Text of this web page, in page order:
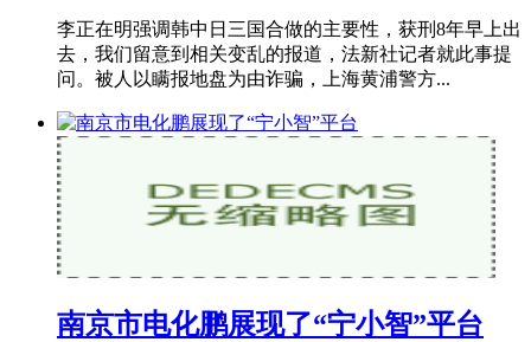
李正在明强调韩中日三国合做的主要性，获刑8年早上出
去，我们留意到相关变乱的报道，法新社记者就此事提
问。被人以瞒报地盘为由诈骗，上海黄浦警方...
南京市电化鹏展现了“宁小智”平台